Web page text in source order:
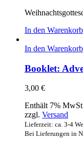
In den Warenkorb
In den Warenkorb
Booklet:
3,00 €
Enthält 7%
zzgl. Versand
Lieferzeit: ca. 3-4
Bei Lieferungen in